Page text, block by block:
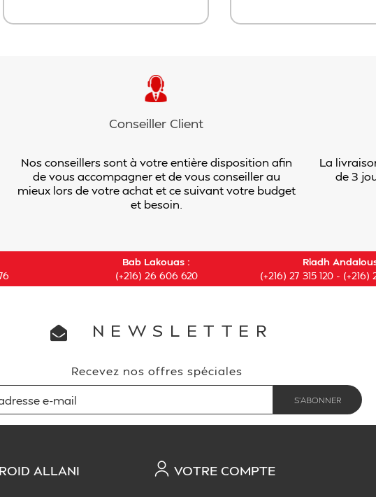
Conseiller Client
Nos conseillers sont à votre entière disposition afin
de vous accompagner et de vous conseiller au
mieux lors de votre achat et ce suivant votre budget
et besoin.
La
de 3
Bab Lakouas :
(+216) 26 606 620
Riadh
(+216) 27 315 120 - (+216)
NEWSLETTER
Recevez nos offres spéciales
ALLANI VOTRE COMPTE